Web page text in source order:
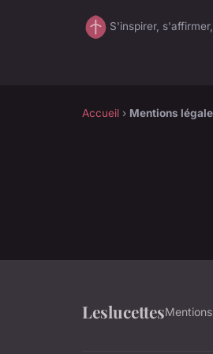
S'inspirer,
Accueil › Mentions
Leslucettes